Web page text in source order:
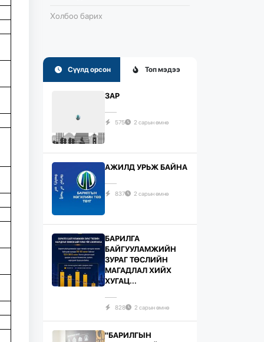
Холбоо барих
Сүүлд орсон Топ мэдээ
ЗАР
575 2 сарын өмнө
АЖИЛД УРЬЖ БАЙНА
837 2 сарын өмнө
БАРИЛГА
БАЙГУУЛАМЖИЙН
ЗУРАГ ТӨСЛИЙН
МАГАДЛАЛ ХИЙХ
ХУГАЦ...
828 2 сарын өмнө
"БАРИЛГЫН